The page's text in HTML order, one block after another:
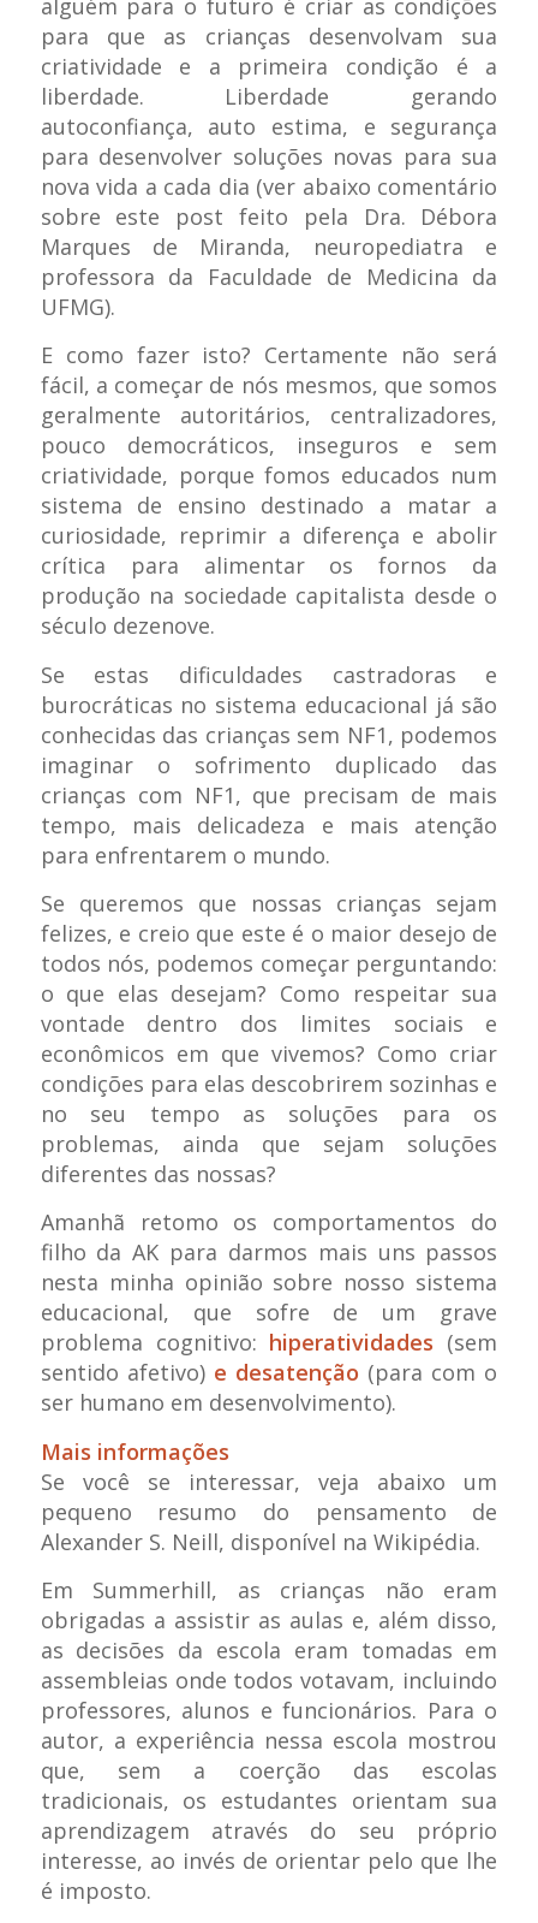
alguém para o futuro é criar as condições
para que as crianças desenvolvam sua
criatividade e a primeira condição é a
liberdade. Liberdade gerando
autoconfiança, auto estima, e segurança
para desenvolver soluções novas para sua
nova vida a cada dia (ver abaixo comentário
sobre este post feito pela Dra. Débora
Marques de Miranda, neuropediatra e
professora da Faculdade de Medicina da
UFMG).
E como fazer isto? Certamente não será
fácil, a começar de nós mesmos, que somos
geralmente autoritários, centralizadores,
pouco democráticos, inseguros e sem
criatividade, porque fomos educados num
sistema de ensino destinado a matar a
curiosidade, reprimir a diferença e abolir
crítica para alimentar os fornos da
produção na sociedade capitalista desde o
século dezenove.
Se estas dificuldades castradoras e
burocráticas no sistema educacional já são
conhecidas das crianças sem NF1, podemos
imaginar o sofrimento duplicado das
crianças com NF1, que precisam de mais
tempo, mais delicadeza e mais atenção
para enfrentarem o mundo.
Se queremos que nossas crianças sejam
felizes, e creio que este é o maior desejo de
todos nós, podemos começar perguntando:
o que elas desejam? Como respeitar sua
vontade dentro dos limites sociais e
econômicos em que vivemos? Como criar
condições para elas descobrirem sozinhas e
no seu tempo as soluções para os
problemas, ainda que sejam soluções
diferentes das nossas?
Amanhã retomo os comportamentos do
filho da AK para darmos mais uns passos
nesta minha opinião sobre nosso sistema
educacional, que sofre de um grave
problema cognitivo: hiperatividades (sem
sentido afetivo) e desatenção (para com o
ser humano em desenvolvimento).
Mais informações
Se você se interessar, veja abaixo um
pequeno resumo do pensamento de
Alexander S. Neill, disponível na Wikipédia.
Em Summerhill, as crianças não eram
obrigadas a assistir as aulas e, além disso,
as decisões da escola eram tomadas em
assembleias onde todos votavam, incluindo
professores, alunos e funcionários. Para o
autor, a experiência nessa escola mostrou
que, sem a coerção das escolas
tradicionais, os estudantes orientam sua
aprendizagem através do seu próprio
interesse, ao invés de orientar pelo que lhe
é imposto.